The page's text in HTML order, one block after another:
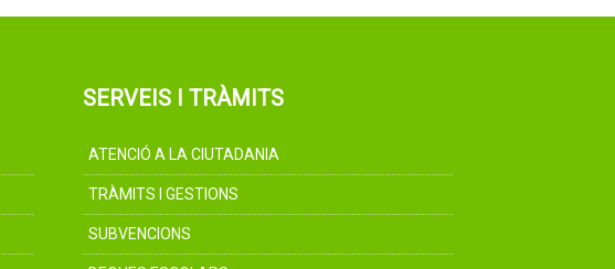
SERVEIS I TRÀMITS
ATENCIÓ A LA CIUTADANIA
TRÀMITS I GESTIONS
SUBVENCIONS